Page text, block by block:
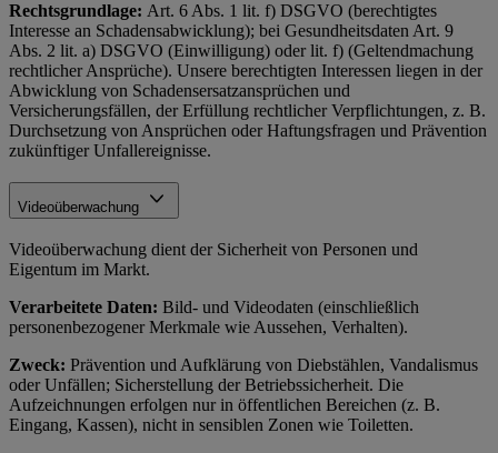
Rechtsgrundlage: Art. 6 Abs. 1 lit. f) DSGVO (berechtigtes
Interesse an Schadensabwicklung); bei Gesundheitsdaten Art. 9
Abs. 2 lit. a) DSGVO (Einwilligung) oder lit. f) (Geltendmachung
rechtlicher Ansprüche). Unsere berechtigten Interessen liegen in der
Abwicklung von Schadensersatzansprüchen und
Versicherungsfällen, der Erfüllung rechtlicher Verpflichtungen, z. B.
Durchsetzung von Ansprüchen oder Haftungsfragen und Prävention
zukünftiger Unfallereignisse.
Videoüberwachung
Videoüberwachung dient der Sicherheit von Personen und
Eigentum im Markt.
Verarbeitete Daten: Bild- und Videodaten (einschließlich
personenbezogener Merkmale wie Aussehen, Verhalten).
Zweck: Prävention und Aufklärung von Diebstählen, Vandalismus
oder Unfällen; Sicherstellung der Betriebssicherheit. Die
Aufzeichnungen erfolgen nur in öffentlichen Bereichen (z. B.
Eingang, Kassen), nicht in sensiblen Zonen wie Toiletten.